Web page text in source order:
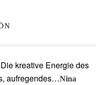
Die kreative Energie des
aufregendes…Nina